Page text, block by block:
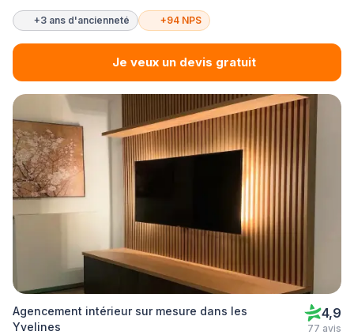
+3 ans d'ancienneté +94 NPS
Je veux un devis gratuit
Agencement intérieur sur mesure dans les
Yvelines
4,9
77 avis